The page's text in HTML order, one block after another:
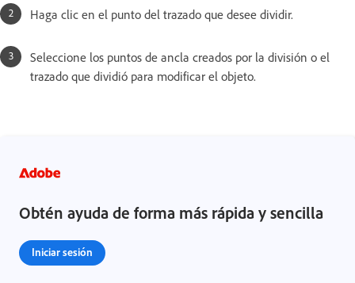
Haga clic en el punto del trazado que desee dividir.
Seleccione los puntos de ancla creados por la división o el
trazado que dividió para modificar el objeto.
Obtén ayuda de forma más rápida y sencilla
Iniciar sesión